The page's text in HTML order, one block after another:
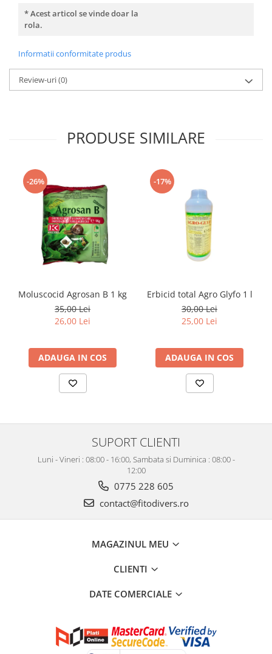
* Acest articol se vinde doar la
rola.
Informatii conformitate produs
Review-uri(0)
PRODUSE SIMILARE
-26%
Moluscocid Agrosan B 1 kg
35,00 Lei
26,00 Lei
ADAUGA IN COS
-17%
Erbicid total Agro Glyfo 1 l
30,00 Lei
25,00 Lei
ADAUGA IN COS
SUPORT CLIENTI
Luni - Vineri : 08:00 - 16:00, Sambata si Duminica : 08:00 -
12:00
0775 228 605
contact@fitodivers.ro
MAGAZINUL MEU
CLIENTI
DATE COMERCIALE